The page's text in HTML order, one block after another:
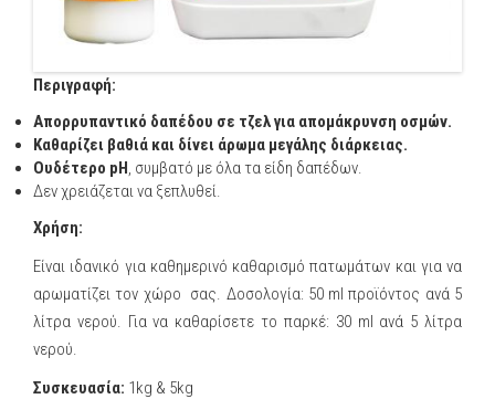
Περιγραφή:
Απορρυπαντικό δαπέδου σε τζελ για απομάκρυνση οσμών.
Καθαρίζει βαθιά και δίνει άρωμα μεγάλης διάρκειας.
Ουδέτερο pH, συμβατό με όλα τα είδη δαπέδων.
Δεν χρειάζεται να ξεπλυθεί.
Χρήση:
Είναι ιδανικό για καθημερινό καθαρισμό πατωμάτων και για να
αρωματίζει τον χώρο σας. Δοσολογία: 50 ml προϊόντος ανά 5
λίτρα νερού. Για να καθαρίσετε το παρκέ: 30 ml ανά 5 λίτρα
νερού.
Συσκευασία: 1kg & 5kg